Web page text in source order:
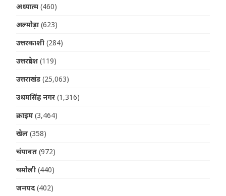
अध्यात्म (460)
अल्मोड़ा (623)
उत्तरकाशी (284)
उत्तरप्रदेश (119)
उत्तराखंड (25,063)
उधमसिंह नगर (1,316)
क्राइम (3,464)
खेल (358)
चंपावत (972)
चमोली (440)
जनपद (402)